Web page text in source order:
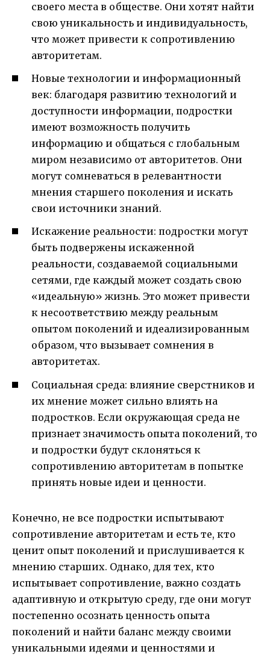
своего места в обществе. Они хотят найти
свою уникальность и индивидуальность,
что может привести к сопротивлению
авторитетам.
Новые технологии и информационный
век: благодаря развитию технологий и
доступности информации, подростки
имеют возможность получить
информацию и общаться с глобальным
миром независимо от авторитетов. Они
могут сомневаться в релевантности
мнения старшего поколения и искать
свои источники знаний.
Искажение реальности: подростки могут
быть подвержены искаженной
реальности, создаваемой социальными
сетями, где каждый может создать свою
«идеальную» жизнь. Это может привести
к несоответствию между реальным
опытом поколений и идеализированным
образом, что вызывает сомнения в
авторитетах.
Социальная среда: влияние сверстников и
их мнение может сильно влиять на
подростков. Если окружающая среда не
признает значимость опыта поколений, то
и подростки будут склоняться к
сопротивлению авторитетам в попытке
принять новые идеи и ценности.
Конечно, не все подростки испытывают
сопротивление авторитетам и есть те, кто
ценит опыт поколений и прислушивается к
мнению старших. Однако, для тех, кто
испытывает сопротивление, важно создать
адаптивную и открытую среду, где они могут
постепенно осознать ценность опыта
поколений и найти баланс между своими
уникальными идеями и ценностями и